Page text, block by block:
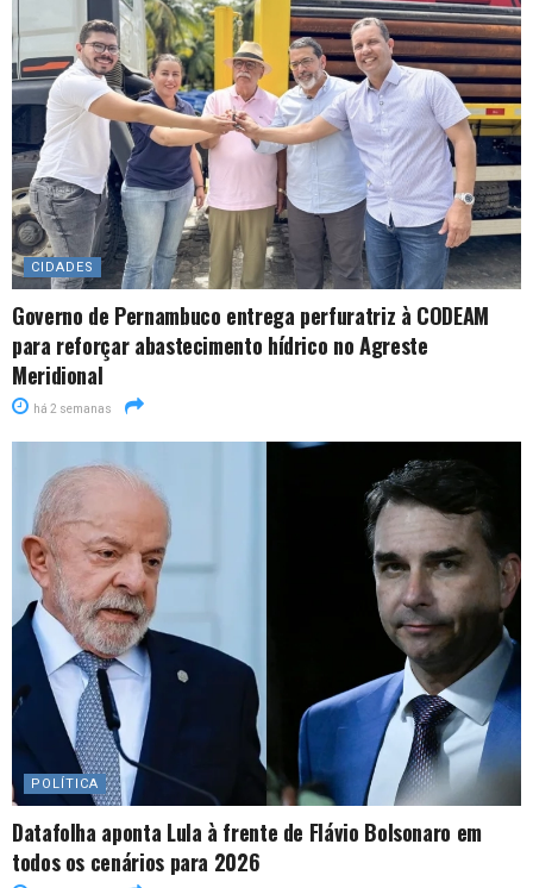
CIDADES
Governo de Pernambuco entrega perfuratriz à CODEAM
para reforçar abastecimento hídrico no Agreste
Meridional
há 2 semanas
POLÍTICA
Datafolha aponta Lula à frente de Flávio Bolsonaro em
todos os cenários para 2026